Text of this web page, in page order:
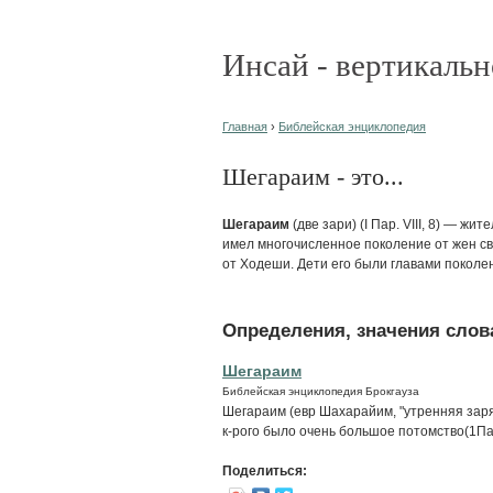
Инсай -
Главная › Библейская энциклопедия
Шегараим - это...
Шегараим (две зари) (I Пар. VIII, 8) —
имел многочисленное поколение от жен
от Ходеши. Дети его были главами
Определения, значения
Шегараим
Библейская энциклопедия Брокгауза
Шегараим (евр Шахарайим, "утренняя
к-рого было очень большое
Поделиться: